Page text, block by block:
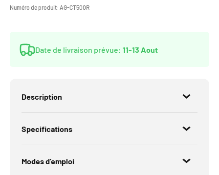
Numéro de produit: AG-CT500R
Date de livraison prévue: 11-13 Aout
Description
Specifications
Modes d'emploi